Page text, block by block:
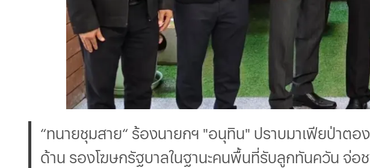
“ทนายชุมสาย“ ร้องนายกฯ "อนุทิน" ปราบมาเฟียป่าต
ด้าน รองโฆษกรัฐบาลในฐานะคนพื้นที่รับลูกทันควัน จ่อ